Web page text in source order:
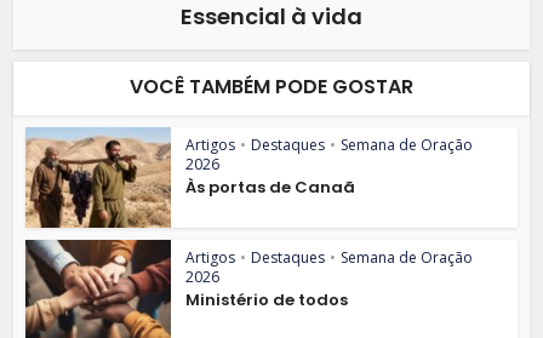
Essencial à vida
VOCÊ TAMBÉM PODE GOSTAR
Artigos • Destaques • Semana de Oração
2026
Às portas de Canaã
Artigos • Destaques • Semana de Oração
2026
Ministério de todos